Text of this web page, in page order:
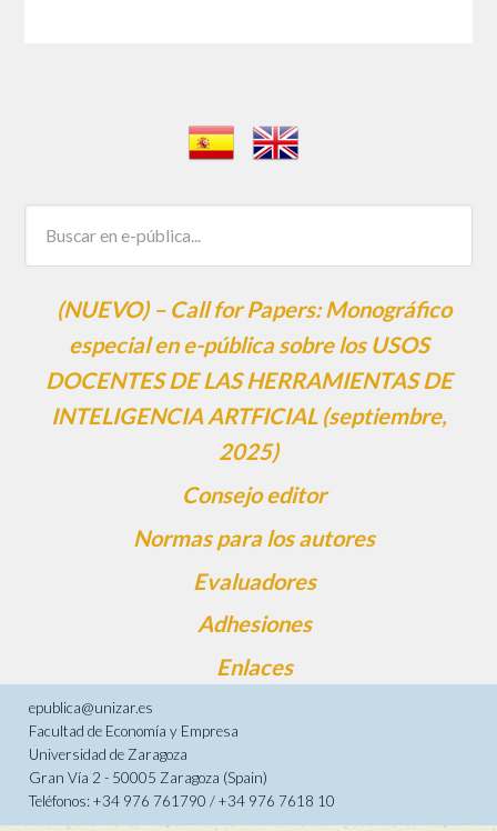
(NUEVO) – Call for Papers: Monográfico
especial en e-pública sobre los USOS
DOCENTES DE LAS HERRAMIENTAS DE
INTELIGENCIA ARTFICIAL (septiembre,
2025)
Consejo editor
Normas para los autores
Evaluadores
Adhesiones
Enlaces
epublica@unizar.es
Facultad de Economía y Empresa
Universidad de Zaragoza
Gran Vía 2 - 50005 Zaragoza (Spain)
Teléfonos: +34 976 761790 / +34 976 7618 10